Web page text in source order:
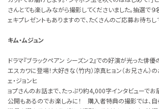
さんとても楽しみながら撮影してくださいました。抽選で
ェキプレゼントもありますので、たくさんのご応募お待ちし
キム・ムジュン
ドラマ『ブラックペアン シーズン２』での好演が光った俳優
エスカワに登場！大好きな（竹内）涼真ヒョン（お兄さん）
ェ・ジョンヒ
ョプさんのお話まで、たっぷり約4,000字インタビューで
公開もあるのでお楽しみに！ 購入者特典の撮影では、自